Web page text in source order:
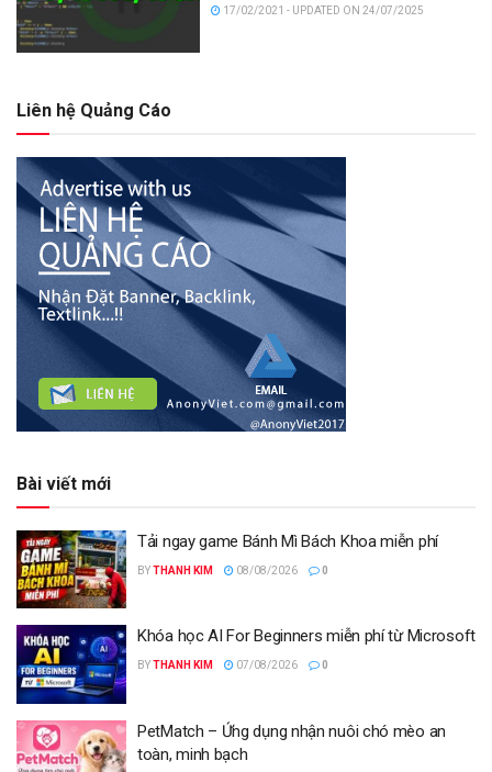
17/02/2021 - UPDATED ON 24/07/2025
Liên hệ Quảng Cáo
Bài viết mới
Tải ngay game Bánh Mì Bách Khoa miễn phí
BYTHANH KIM 08/08/2026 0
Khóa học AI For Beginners miễn phí từ Microsoft
BYTHANH KIM 07/08/2026 0
PetMatch – Ứng dụng nhận nuôi chó mèo an
toàn, minh bạch